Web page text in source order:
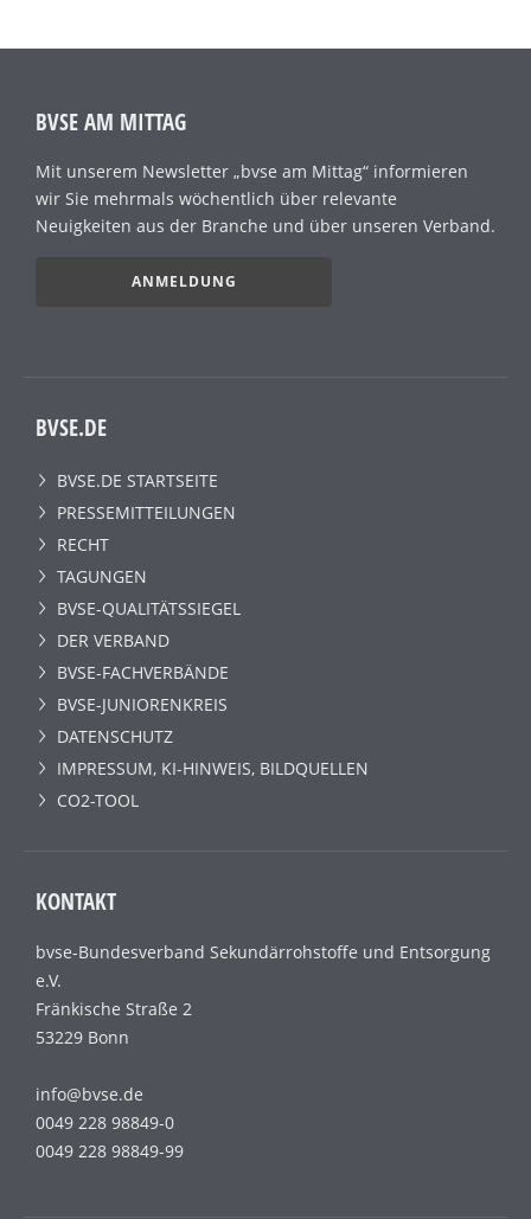
BVSE AM MITTAG
Mit unserem Newsletter „bvse am Mittag“ informieren
wir Sie mehrmals wöchentlich über relevante
Neuigkeiten aus der Branche und über unseren Verband.
ANMELDUNG
BVSE.DE
BVSE.DE STARTSEITE
PRESSEMITTEILUNGEN
RECHT
TAGUNGEN
BVSE-QUALITÄTSSIEGEL
DER VERBAND
BVSE-FACHVERBÄNDE
BVSE-JUNIORENKREIS
DATENSCHUTZ
IMPRESSUM, KI-HINWEIS, BILDQUELLEN
CO2-TOOL
KONTAKT
bvse-Bundesverband Sekundärrohstoffe und Entsorgung
e.V.
Fränkische Straße 2
53229 Bonn
info@bvse.de
0049 228 98849-0
0049 228 98849-99